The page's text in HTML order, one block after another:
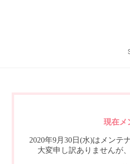
現在メ
2020年9月30日(水)はメンテ
大変申し訳ありませんが